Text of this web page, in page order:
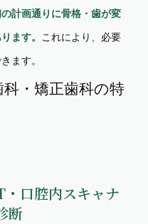
計画通りに骨格・歯が変
ます。 これにより、必要
ます。
・矯正歯科の特
口腔内スキャナ
断